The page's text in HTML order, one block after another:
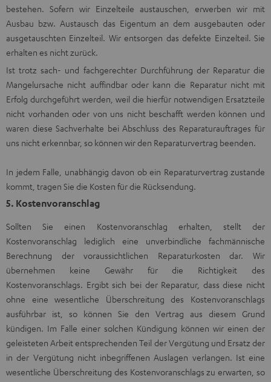
bestehen. Sofern wir Einzelteile austauschen, erwerben wir mit
Ausbau bzw. Austausch das Eigentum an dem ausgebauten oder
ausgetauschten Einzelteil. Wir entsorgen das defekte Einzelteil. Sie
erhalten es nicht zurück.
Ist trotz sach- und fachgerechter Durchführung der Reparatur die
Mangelursache nicht auffindbar oder kann die Reparatur nicht mit
Erfolg durchgeführt werden, weil die hierfür notwendigen Ersatzteile
nicht vorhanden oder von uns nicht beschafft werden können und
waren diese Sachverhalte bei Abschluss des Reparaturauftrages für
uns nicht erkennbar, so können wir den Reparaturvertrag beenden.
In jedem Falle, unabhängig davon ob ein Reparaturvertrag zustande
kommt, tragen Sie die Kosten für die Rücksendung.
5. Kostenvoranschlag
Sollten Sie einen Kostenvoranschlag erhalten, stellt der
Kostenvoranschlag lediglich eine unverbindliche fachmännische
Berechnung der voraussichtlichen Reparaturkosten dar. Wir
übernehmen keine Gewähr für die Richtigkeit des
Kostenvoranschlags. Ergibt sich bei der Reparatur, dass diese nicht
ohne eine wesentliche Überschreitung des Kostenvoranschlags
ausführbar ist, so können Sie den Vertrag aus diesem Grund
kündigen. Im Falle einer solchen Kündigung können wir einen der
geleisteten Arbeit entsprechenden Teil der Vergütung und Ersatz der
in der Vergütung nicht inbegriffenen Auslagen verlangen. Ist eine
wesentliche Überschreitung des Kostenvoranschlags zu erwarten, so